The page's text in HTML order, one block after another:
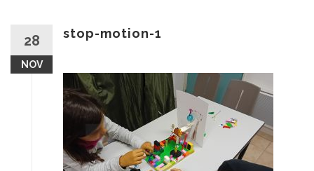
contenu
28
NOV
stop-motion-1